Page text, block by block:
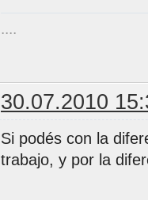
....
30.07.2010
Si podés con la
trabajo, y por la